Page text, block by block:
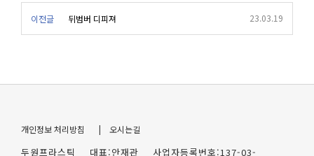
이전글 뒤범버 디피져 23.03.19
개인정보 처리방침 | 오시는길
두원프라스틱 대표:안재관 사업자등록번호:137-03-